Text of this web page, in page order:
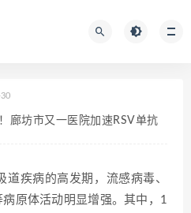
廊坊市又一医院加速RSV单抗
道疾病的高发期，流感病毒、
病原体活动明显增强。其中，1